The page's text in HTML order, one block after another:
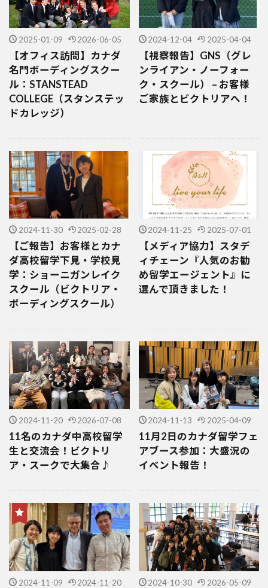
2025-01-09 2026-06-05
【オフィス訪問】カナダ
名門ボーディングスクー
ル：STANSTEAD
COLLEGE（スタンステッ
ドカレッジ）
2024-12-04 2025-04-04
【視察報告】GNS（グレ
ンライアン・ノーフォー
ク・スクール） – お客様
ご家族とビクトリアへ！
2024-11-30 2025-02-28
【ご報告】お客様とカナ
ダ高校留学下見・学校見
学：ショーニガンレイク
スクール（ビクトリア・
ボーディングスクール）
2024-11-25 2025-07-01
【メディア協力】スタデ
ィチェーン『人気のお勧
め留学エージェント』に
選んで頂きました！
2024-11-20 2026-07-08
11名のカナダ中高校留学
生と交流会！ビクトリ
ア・スークで大集合♪
2024-11-13 2025-04-09
11月2日のカナダ留学フェ
アブース参加：大盛況の
イベント報告！
2024-11-09 2024-11-20 2024-10-30 2026-05-09